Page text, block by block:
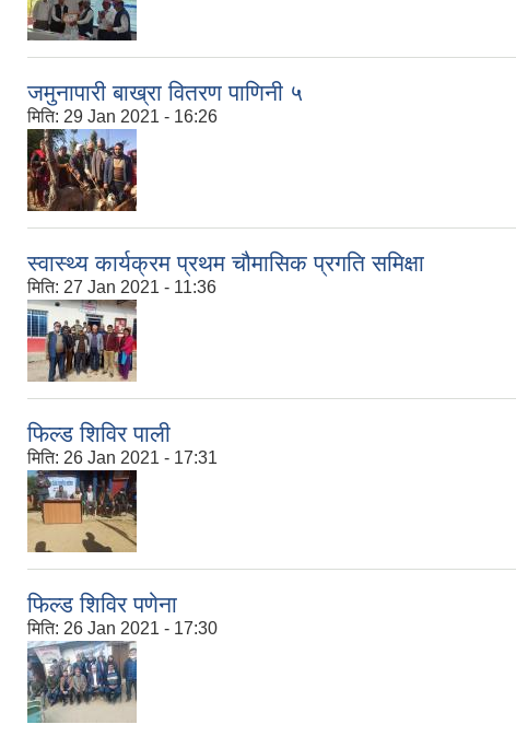
जमुनापारी बाख्रा वितरण पाणिनी ५
मिति: 29 Jan 2021 - 16:26
स्वास्थ्य कार्यक्रम प्रथम चौमासिक प्रगति समिक्षा
मिति: 27 Jan 2021 - 11:36
फिल्ड शिविर पाली
मिति: 26 Jan 2021 - 17:31
फिल्ड शिविर पणेना
मिति: 26 Jan 2021 - 17:30